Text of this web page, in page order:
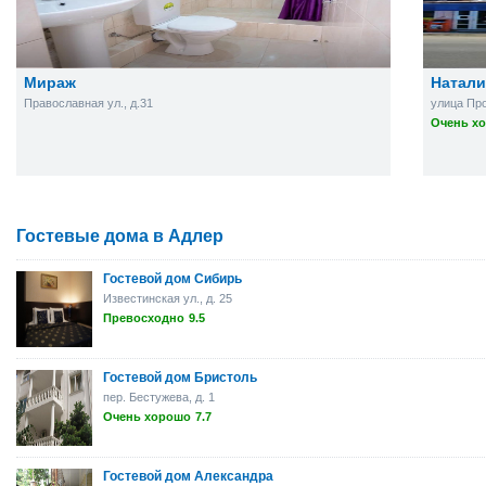
Мираж
Православная ул., д.31
Натали
улица
Очень
Гостевые дома в Адлер
Гостевой дом Сибирь
Известинская ул., д. 25
Превосходно 9.5
Гостевой дом Бристоль
пер. Бестужева, д. 1
Очень хорошо 7.7
Гостевой дом Александра